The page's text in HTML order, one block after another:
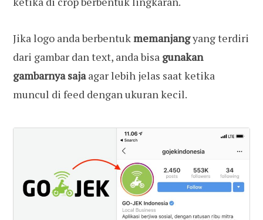
Jika logo anda berbentukmemanjangyang terdiri
dari gambar dan text, anda bisa gunakan
gambarnya sajaagar lebih jelas saat ketika
muncul di feed dengan ukuran kecil.